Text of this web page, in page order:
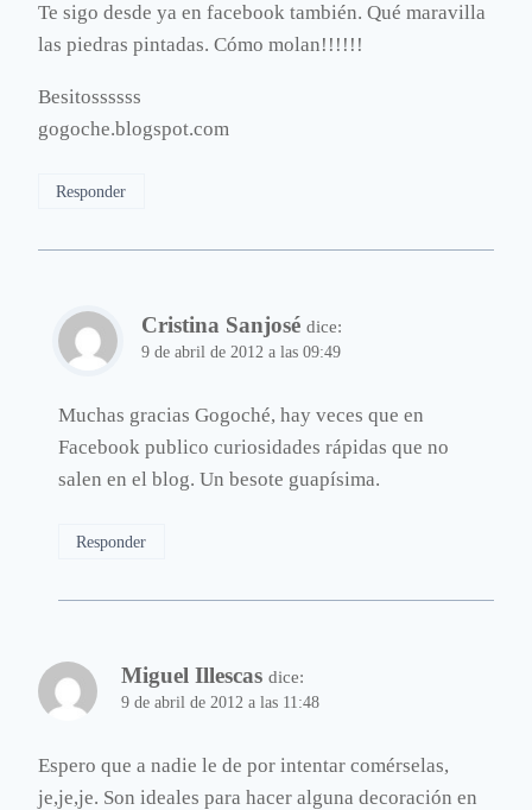
Te sigo desde ya en facebook también. Qué maravilla
las piedras pintadas. Cómo molan!!!!!!
Besitossssss
gogoche.blogspot.com
Responder
Cristina Sanjosé dice:
9 de abril de 2012 a las 09:49
Muchas gracias Gogoché, hay veces que en
Facebook publico curiosidades rápidas que no
salen en el blog. Un besote guapísima.
Responder
Miguel Illescas dice:
9 de abril de 2012 a las 11:48
Espero que a nadie le de por intentar comérselas,
je,je,je. Son ideales para hacer alguna decoración en